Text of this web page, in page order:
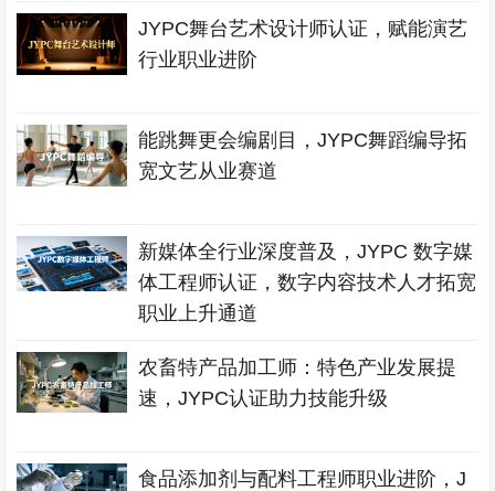
JYPC舞台艺术设计师认证，赋能演艺
行业职业进阶
能跳舞更会编剧目，JYPC舞蹈编导拓
宽文艺从业赛道
新媒体全行业深度普及，JYPC 数字媒
体工程师认证，数字内容技术人才拓宽
职业上升通道
农畜特产品加工师：特色产业发展提
速，JYPC认证助力技能升级
食品添加剂与配料工程师职业进阶，J